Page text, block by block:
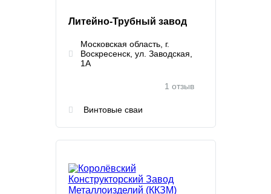
Литейно-Трубный завод
Московская область, г.
Воскресенск, ул. Заводская,
1А
1 отзыв
Винтовые сваи